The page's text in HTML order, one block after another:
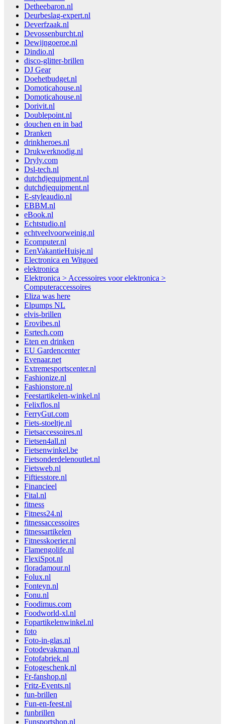
Detheebaron.nl
Deurbeslag-expert.nl
Deverfzaak.nl
Devossenburcht.nl
Dewijngoeroe.nl
Dindio.nl
disco-glitter-brillen
DJ Gear
Doehetbudget.nl
Domoticahouse.nl
Domoticahouse.nl
Dorivit.nl
Doublepoint.nl
douchen en in bad
Dranken
drinkheroes.nl
Drukwerknodig.nl
Dryly.com
Dsl-tech.nl
dutchdjequipment.nl
dutchdjequipment.nl
E-styleaudio.nl
EBBM.nl
eBook.nl
Echtstudio.nl
echtveelvoorweinig.nl
Ecomputer.nl
EenVakantieHuisje.nl
Electronica en Witgoed
elektronica
Elektronica > Accessoires voor elektronica >
Computeraccessoires
Eliza was here
Elpumps NL
elvis-brillen
Erovibes.nl
Esrtech.com
Eten en drinken
EU Gardencenter
Evenaar.net
Extremesportscenter.nl
Fashionize.nl
Fashionstore.nl
Feestartikelen-winkel.nl
Felixflos.nl
FerryGut.com
Fiets-stoeltje.nl
Fietsaccessoires.nl
Fietsen4all.nl
Fietsenwinkel.be
Fietsonderdelenoutlet.nl
Fietsweb.nl
Fiftiesstore.nl
Financieel
Fital.nl
fitness
Fitness24.nl
fitnessaccessoires
fitnessartikelen
Fitnesskoerier.nl
Flamengolife.nl
FlexiSpot.nl
floradamour.nl
Folux.nl
Fonteyn.nl
Fonu.nl
Foodimus.com
Foodworld-xl.nl
Fopartikelenwinkel.nl
foto
Foto-in-glas.nl
Fotodevakman.nl
Fotofabriek.nl
Fotogeschenk.nl
Fr-fanshop.nl
Fritz-Events.nl
fun-brillen
Fun-en-feest.nl
funbrillen
Funsportshop.nl